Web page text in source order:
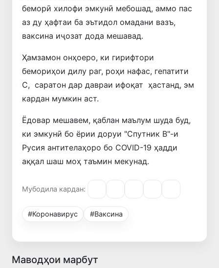
беморӣ хилофи эмкунӣ мебошад, аммо пас
аз ду ҳафтаи ба эътидол омадани вазъ,
ваксина иҷозат дода мешавад.
Ҳамзамон онҳоеро, ки гирифтори
бемориҳои дилу раг, роҳи нафас, гепатити
С, саратон дар давраи ифоқат ҳастанд, эм
кардан мумкин аст.
Ёдовар мешавем, қаблан маълум шуда буд,
ки эмкунӣ бо ёрии доруи "Спутник В"-и
Русия антителаҳоро бо COVID-19 ҳадди
аққал шаш моҳ таъмин мекунад.
Мубодила кардан:
#Коронавирус #Ваксина
Маводҳои марбут